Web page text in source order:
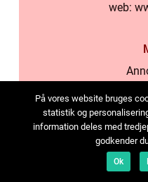
web:
På vores website bruges
statistik og
information deles med
godkender
Ok